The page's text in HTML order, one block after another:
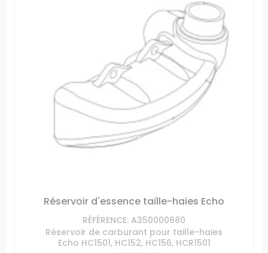
Réservoir d'essence taille-haies Echo
RÉFÉRENCE: A350000680
Réservoir de carburant pour taille-haies
Echo HC1501, HC152, HC156, HCR1501